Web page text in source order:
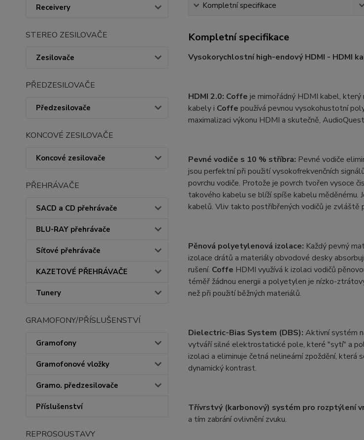
Receivery
STEREO ZESILOVAČE
Zesilovače
PŘEDZESILOVAČE
Předzesilovače
KONCOVÉ ZESILOVAČE
Koncové zesilovače
PŘEHRÁVAČE
SACD a CD přehrávače
BLU-RAY přehrávače
Síťové přehrávače
KAZETOVÉ PŘEHRÁVAČE
Tunery
GRAMOFONY/PŘÍSLUŠENSTVÍ
Gramofony
Gramofonové vložky
Gramo. předzesilovače
Příslušenství
REPROSOUSTAVY
Kompletní specifikace
Kompletní specifikace
Vysokorychlostní high-endový HDMI - HDMI
HDMI 2.0: Coffe je mimořádný HDMI kabel,
kabely i Coffe používá pevnou vysokohustotní
maximalizaci výkonu HDMI a skutečně,
Pevné vodiče s 10 % stříbra: Pevné vodiče
jsou perfektní při použití vysokofrekvenčních
povrchu vodiče. Protože je povrch tvořen vysoce
takového kabelu se blíží spíše kabelu
kabelů. Vliv takto postříbřených vodičů je zvláště
Pěnová polyetylenová izolace: Každý pevný
izolace drátů a materiály obvodové desky
rušení. Coffe HDMI využívá k izolaci vodičů
téměř žádnou energii a polyetylen je nízko-
než při použití běžných materiálů.
Dielectric-Bias System (DBS): Aktivní systém
vytváří silné elektrostatické pole, které "sytí" a
izolaci a eliminuje četná nelineární zpoždění,
dynamický kontrast.
Třívrstvý (karbonový) systém pro rozptýlení
a tím zabrání ovlivnění zvuku.